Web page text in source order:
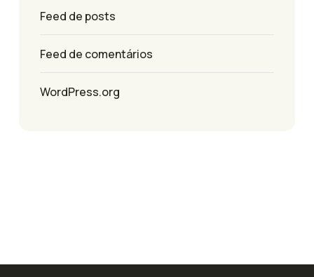
Feed de posts
Feed de comentários
WordPress.org